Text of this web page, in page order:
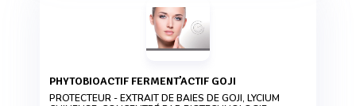
PHYTOBIOACTIF FERMENT’ACTIF GOJI
PROTECTEUR - EXTRAIT DE BAIES DE GOJI, LYCIUM